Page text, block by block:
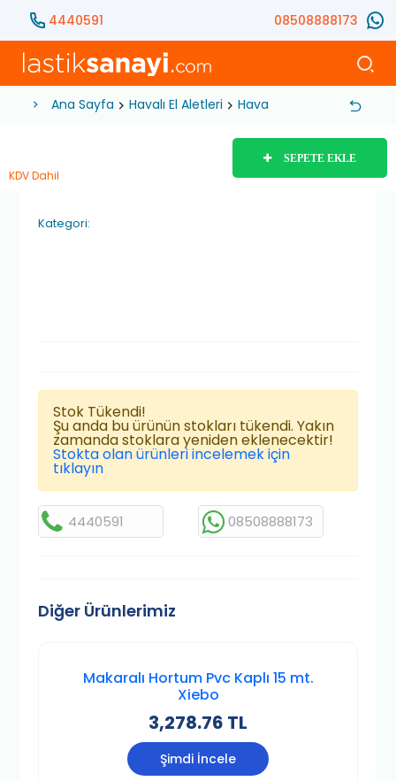
4440591 08508888173
Ana Sayfa Havalı El Aletleri Hava Hortumları
KDV Dahil
SEPETE EKLE
Kategori:
Stok Tükendi!
Şu anda bu ürünün stokları tükendi. Yakın
zamanda stoklara yeniden eklenecektir!
Stokta olan ürünleri incelemek için
tıklayın
4440591 08508888173
Diğer Ürünlerimiz
Makaralı Hortum Pvc Kaplı 15 mt.
Xiebo
3,278.76 TL
Şimdi İncele